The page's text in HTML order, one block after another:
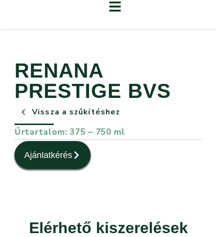
RENANA
PRESTIGE BVS
Vissza a szűkítéshez
Űrtartalom: 375 – 750 ml
Ajánlatkérés
Elérhető kiszerelések